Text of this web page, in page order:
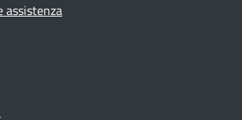
assistenza